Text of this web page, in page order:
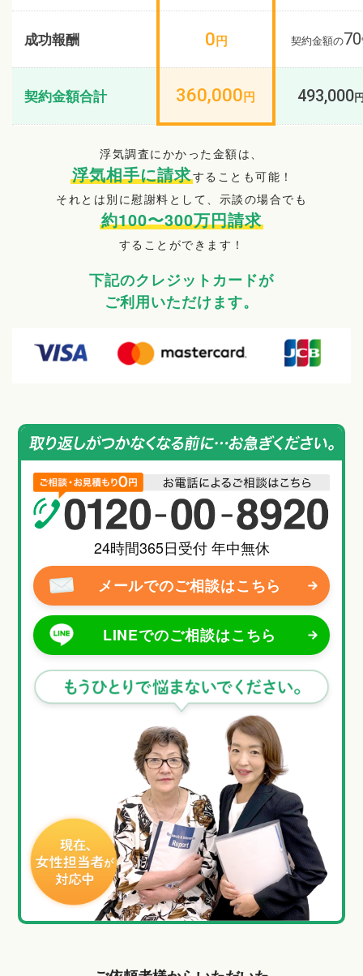
成功報酬 0円 契約金額の70
契約金額合計 360,000円 493,000
浮気調査にかかった金額は、
浮気相手に請求することも可能！
それとは別に慰謝料として、示談の場合でも
約100〜300万円請求
することができます！
下記のクレジットカードが
ご利用いただけます。
24時間365日受付 年中無休
メールでのご相談はこちら
LINEでのご相談はこちら